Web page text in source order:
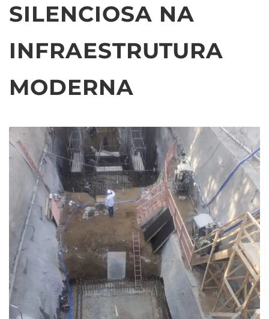
SILENCIOSA NA
INFRAESTRUTURA
MODERNA